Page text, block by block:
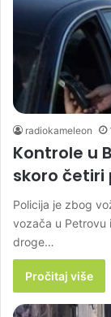
radiokameleon
Kontrole u
skoro četiri
Policija je zbog
vozača u Petrovu
droge…
Pročitaj više